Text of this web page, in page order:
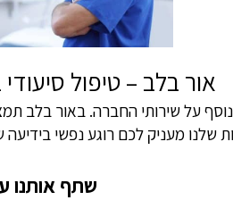
אור בלב – טיפול
על שירותי החברה. באור בלב
שלנו מעניק לכם רוגע נפשי
שתף אותנו